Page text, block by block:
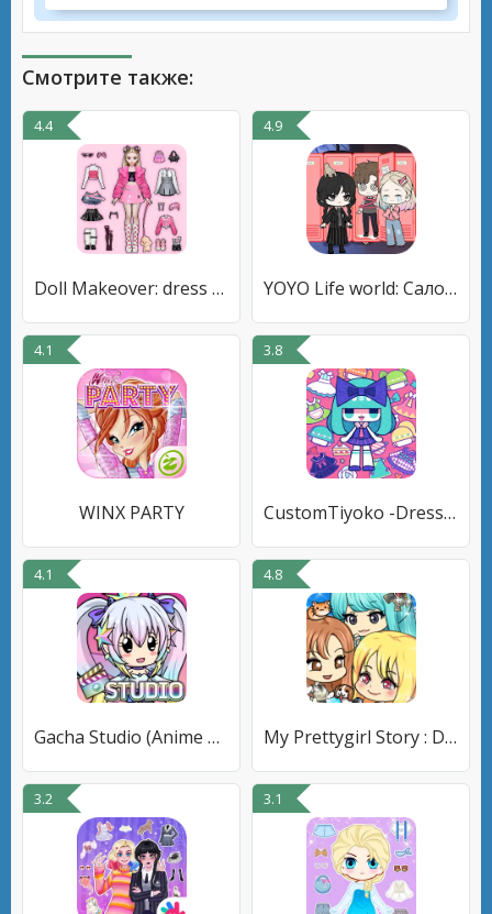
Смотрите также:
4.4
Doll Makeover: dress up games
4.9
YOYO Life world: Салон красоты
4.1
WINX PARTY
3.8
CustomTiyoko -Dress Up Game-
4.1
Gacha Studio (Anime Dress Up)
4.8
My Prettygirl Story : Dress Up
3.2 3.1